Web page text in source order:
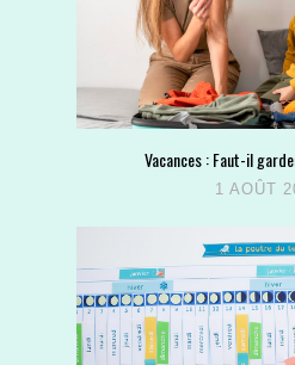
Vacances : Faut-il
1 AOÛT